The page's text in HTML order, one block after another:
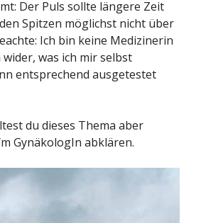
Der Puls sollte längere Zeit
Spitzen möglichst nicht über
Ich bin keine Medizinerin
was ich mir selbst
entsprechend ausgetestet
du dieses Thema aber
GynäkologIn abklären.